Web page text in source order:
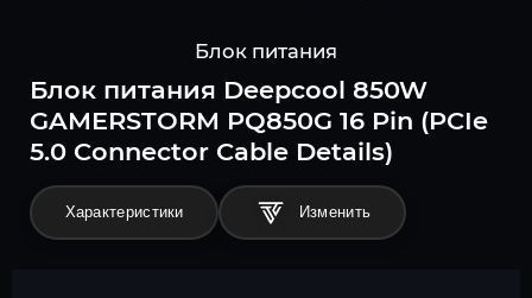
Блок питания
Блок питания Deepcool 850W
GAMERSTORM PQ850G 16 Pin (PCIe
5.0 Connector Cable Details)
Характеристики